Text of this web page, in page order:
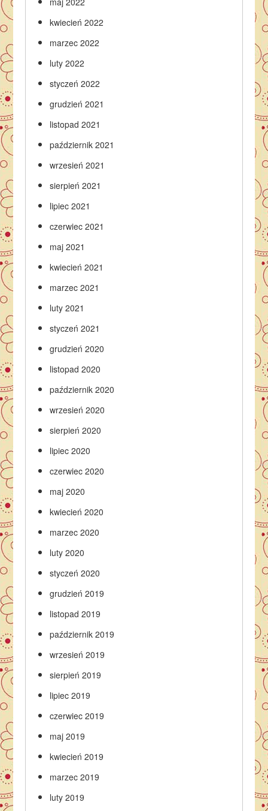
kwiecień 2022
marzec 2022
luty 2022
styczeń 2022
grudzień 2021
listopad 2021
październik 2021
wrzesień 2021
sierpień 2021
lipiec 2021
czerwiec 2021
maj 2021
kwiecień 2021
marzec 2021
luty 2021
styczeń 2021
grudzień 2020
listopad 2020
październik 2020
wrzesień 2020
sierpień 2020
lipiec 2020
czerwiec 2020
maj 2020
kwiecień 2020
marzec 2020
luty 2020
styczeń 2020
grudzień 2019
listopad 2019
październik 2019
wrzesień 2019
sierpień 2019
lipiec 2019
czerwiec 2019
maj 2019
kwiecień 2019
marzec 2019
luty 2019